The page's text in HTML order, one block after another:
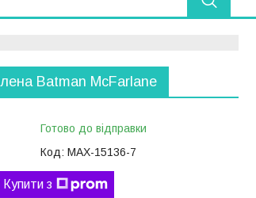
Batman McFarlane
Готово до відправки
Код: MAX-15136-7
Купити з